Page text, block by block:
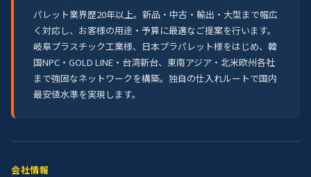
パレット業界歴20年以上。新品・中古・輸出・大型まで幅広
く対応し、お客様の用途・予算に最適なご提案を行います。
岐阜プラスチック工業様、日本プラパレット様をはじめ、韓
国NPC・GOLD LINE・台湾新台、東南アジア・北米欧州各社
まで強固なネットワークを構築。独自の仕入れルートで国内
最安値水準を実現します。
会社情報